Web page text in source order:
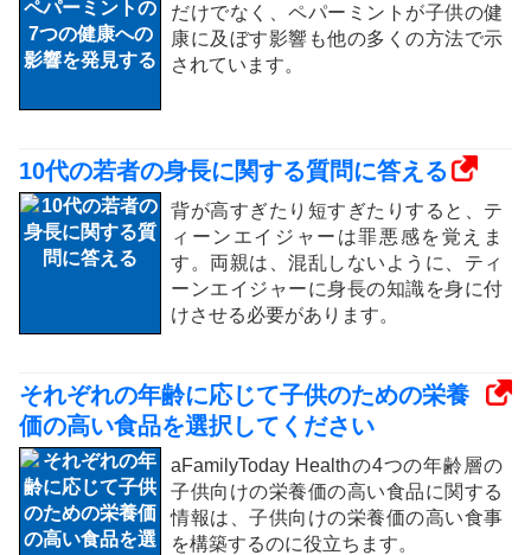
だけでなく、ペパーミントが子供の健
康に及ぼす影響も他の多くの方法で示
されています。
10代の若者の身長に関する質問に答える
背が高すぎたり短すぎたりすると、テ
ィーンエイジャーは罪悪感を覚えま
す。両親は、混乱しないように、ティ
ーンエイジャーに身長の知識を身に付
けさせる必要があります。
それぞれの年齢に応じて子供のための栄養
価の高い食品を選択してください
aFamilyToday Healthの4つの年齢層の
子供向けの栄養価の高い食品に関する
情報は、子供向けの栄養価の高い食事
を構築するのに役立ちます。